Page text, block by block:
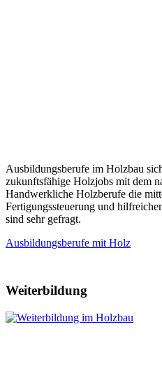
Ausbildungsberufe im Holzbau
zukunftsfähige Holzjobs mit dem
Handwerkliche Holzberufe die
Fertigungssteuerung und
sind sehr gefragt.
Ausbildungsberufe mit Holz
Weiterbildung